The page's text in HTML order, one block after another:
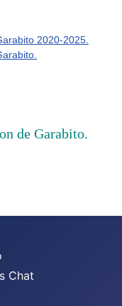
2020-2025.
de Garabito.
Chat